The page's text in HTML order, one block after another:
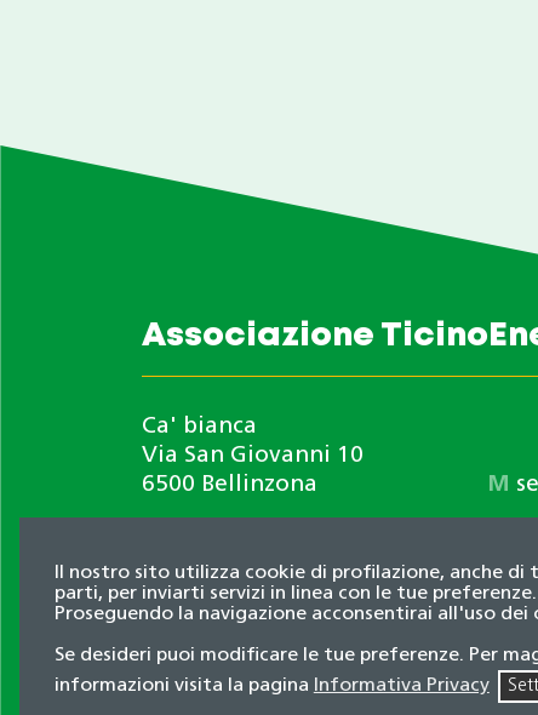
Il nostro sito utilizza cookie di profilazione, anche di
parti, per inviarti servizi in linea con le tue preferenze.
Proseguendo la navigazione acconsentirai all'uso dei
Se desideri puoi modificare le tue preferenze. Per
informazioni visita la pagina
Informativa Privacy
Associazione
Ca' bianca
Via San Giovanni 10
6500 Bellinzona
M
Informativa privacy
© 2026 Associazione TicinoEnergia. Tutti i
Credits